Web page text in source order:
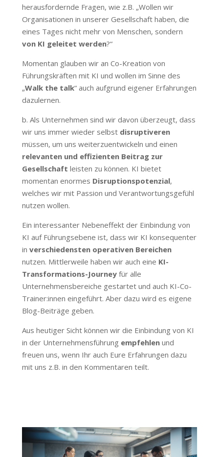
herausfordernde Fragen, wie z.B. „Wollen wir
Organisationen in unserer Gesellschaft haben, die
eines Tages nicht mehr von Menschen, sondern
von KI geleitet werden?“
Momentan glauben wir an Co-Kreation von
Führungskräften mit KI und wollen im Sinne des
„Walk the talk“ auch aufgrund eigener Erfahrungen
dazulernen.
b. Als Unternehmen sind wir davon überzeugt, dass
wir uns immer wieder selbst disruptiveren
müssen, um uns weiterzuentwickeln und einen
relevanten und effizienten Beitrag zur
Gesellschaft leisten zu können. KI bietet
momentan enormes Disruptionspotenzial,
welches wir mit Passion und Verantwortungsgefühl
nutzen wollen.
Ein interessanter Nebeneffekt der Einbindung von
KI auf Führungsebene ist, dass wir KI konsequenter
in verschiedensten operativen Bereichen
nutzen. Mittlerweile haben wir auch eine KI-
Transformations-Journeyfür alle
Unternehmensbereiche gestartet und auch KI-Co-
Trainer:innen eingeführt. Aber dazu wird es eigene
Blog-Beiträge geben.
Aus heutiger Sicht können wir die Einbindung von KI
in der Unternehmensführung empfehlenund
freuen uns, wenn Ihr auch Eure Erfahrungen dazu
mit uns z.B. in den Kommentaren teilt.